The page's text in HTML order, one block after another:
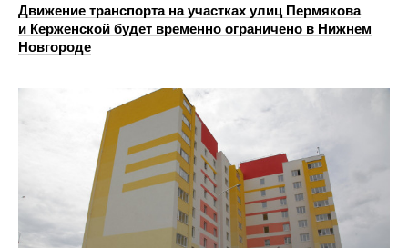
Движение транспорта на участках улиц Пермякова
и Керженской будет временно ограничено в Нижнем
Новгороде